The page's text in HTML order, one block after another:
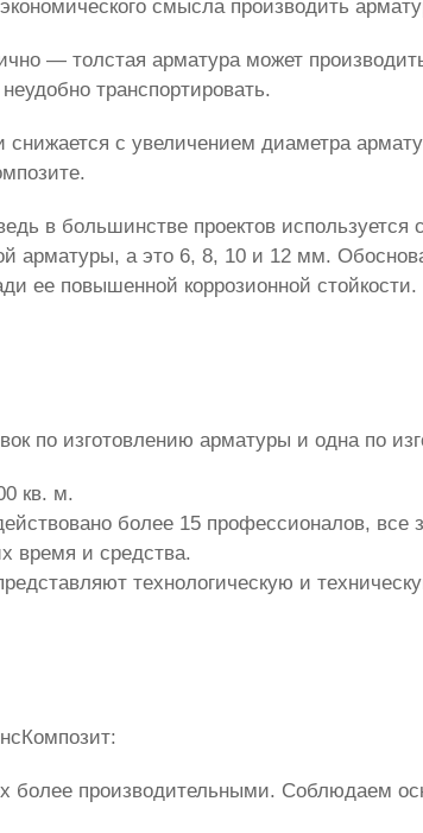
смысла производить
— толстая арматура может
транспортировать.
снижается с увеличением диаметра
в большинстве проектов
арматуры, а это 6, 8, 10 и 12 мм.
ее повышенной коррозионной стойкости.
по изготовлению арматуры и одна по
кв. м.
более 15 профессионалов, все
время и средства.
технологическую и
более производительными. Соблюдаем